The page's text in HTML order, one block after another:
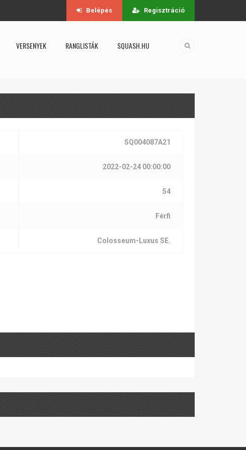
Belépés Regisztráció
VERSENYEK RANGLISTÁK SQUASH.HU
SQ004087A21
2022-02-24 00:00:00
54
Férfi
Colosseum-Luxus SE.